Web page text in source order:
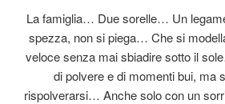
La famiglia… Due sorelle… Un
spezza, non si piega… Che si
veloce senza mai sbiadire sotto il
di polvere e di momenti bui, ma
rispolverarsi… Anche solo con un